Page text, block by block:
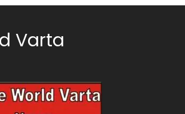
Varta